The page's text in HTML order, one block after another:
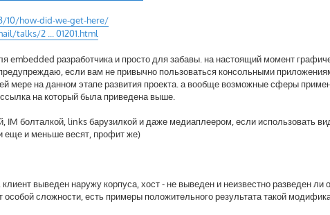
10/how-did-we-get-here/
talks/2 ... 01201.html
embedded разработчика и просто для забавы. на настоящий момент
если вам не привычно пользоваться консольными
мере на данном этапе развития проекта. а вообще возможные сферы
на который была приведена выше.
IM болталкой, links барузилкой и даже медиаплеером, если использовать
еще и меньше весят, профит же)
клиент выведен наружу корпуса, хост - не выведен и неизвестно разведен ли
сложности, есть примеры положительного результата такой